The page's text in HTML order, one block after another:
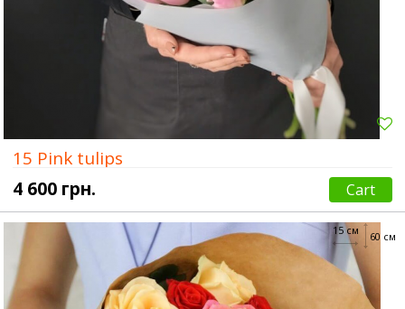
15 Pink tulips
4 600 грн.
Cart
60 см
15 см